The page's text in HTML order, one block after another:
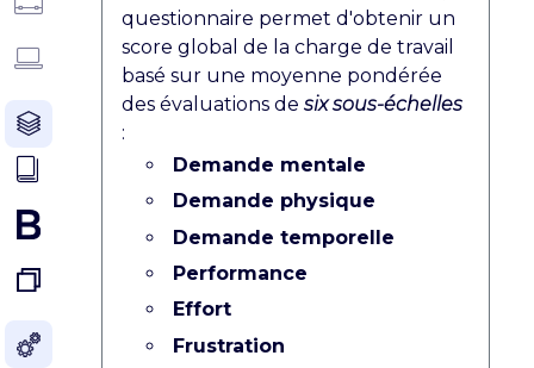
questionnaire permet d'obtenir un
score global de la charge de travail
basé sur une moyenne pondérée
des évaluations de six sous-échelles
:
Demande mentale
Demande physique
Demande temporelle
Performance
Effort
Frustration